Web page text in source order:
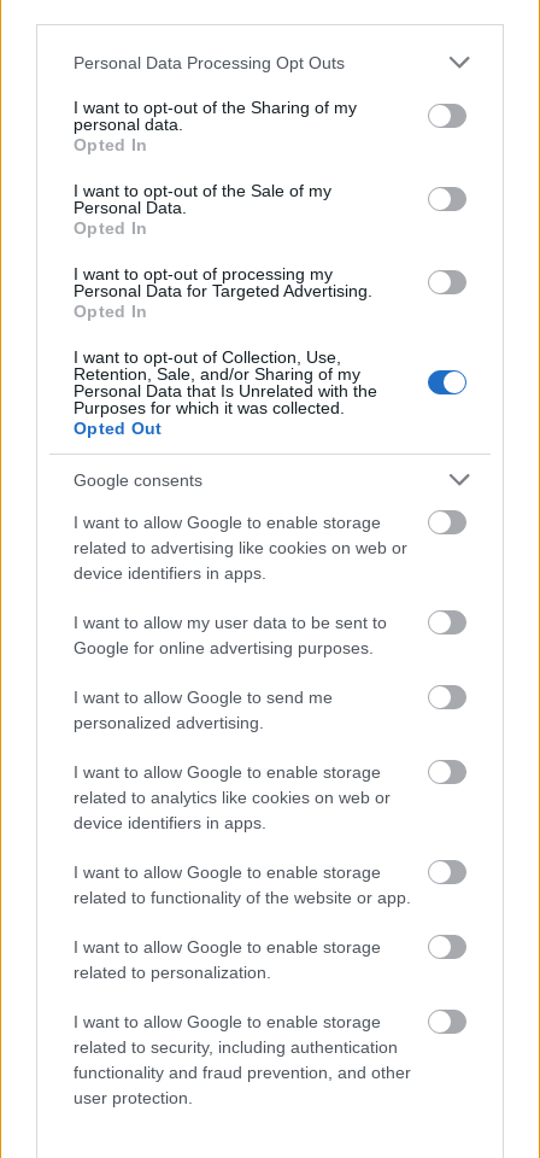
Please note that this website/app uses one or more Google
not limited to your visit or usage behaviour. You may click to
grant or deny consent to Google and its third-party tags to
use your data for below specified purposes in below Google
consent section.
Personal Data Processing Opt Outs
I want to opt-out of the Sharing of my
personal data.
Opted In
I want to opt-out of the Sale of my
Personal Data.
Opted In
I want to opt-out of processing my
Personal Data for Targeted Advertising.
Opted In
I want to opt-out of Collection, Use,
Retention, Sale, and/or Sharing of my
Personal Data that Is Unrelated with the
Purposes for which it was collected.
Opted Out
Google consents
I want to allow Google to enable storage
related to advertising like cookies on web or
device identifiers in apps.
I want to allow my user data to be sent to
Google for online advertising purposes.
I want to allow Google to send me
personalized advertising.
I want to allow Google to enable storage
related to analytics like cookies on web or
device identifiers in apps.
I want to allow Google to enable storage
related to functionality of the website or app.
I want to allow Google to enable storage
related to personalization.
I want to allow Google to enable storage
related to security, including authentication
functionality and fraud prevention, and other
user protection.
Ez az élmény azonban nem tart sokáig. A kezdeti
elementáris, megismételhetetlen eseményről
maradna le – hamar az ellenkezőjébe fordul. A buli
fokozatosan rémálommá válik, és a felszabadultság
helyét szorongás, majd kifejezett fenyegetettség
veszi át. A Sirat
itt mutatja meg igazán, mennyire
tudatosan játszik az elvárásokkal: amit kezdetben
vonzónak és szabadnak látunk, arról kiderül, hogy
tragikus és a fekete humor közti vékony
határmezsgyén egyensúlyozik, többnyire az utóbbi
Éppen ezért a film provokatív és alapvetően borúlátó
hangütését nem feltétlenül lehet – vagy kell – teljes
komolysággal kezelni. Több jelenetben is érezhető
egyfajta allegorikus eltúlzás, ami a cselekményt
tágabb kontextusba helyezi és 2025 esszenciáját
próbálja megragadni egy kollektív haláltáncként. Ez
a megközelítés egyszerre erénye és gyengéje a
filmnek.
Át lehet érezni a jelenünket átjáró bizonytalanságot,
szorongást és a jövőbe vetett hit megingását.
átadni magát ennek az intenzív pesszimizmusnak,
sőt, fatalizmusnak. A film nem kínál kapaszkodókat,
és nem is nagyon próbál enyhíteni a látlelet
sötétségén. Ez sokak számára frusztráló lehet,